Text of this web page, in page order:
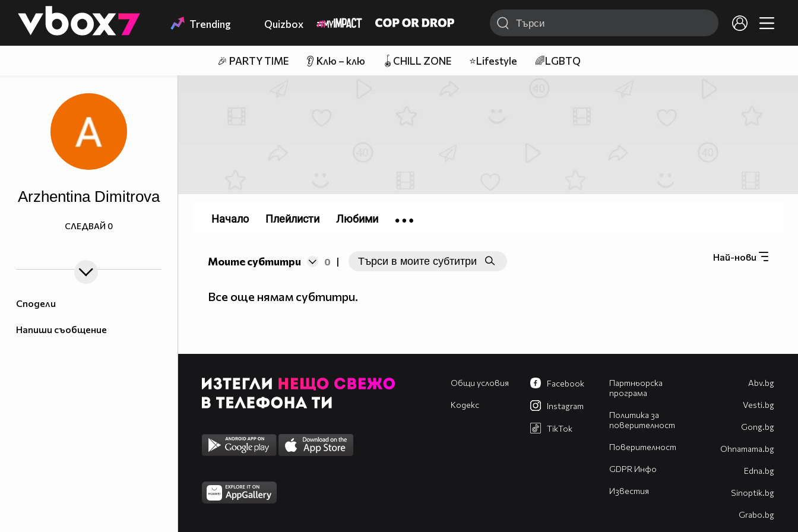
👾 Trending Quizbox
🎉 PARTY TIME 👂 Клю – клю 🪀CHILL ZONE ⭐Lifestyle 🌈LGBTQ
Сподели
Напиши съобщение
Arzhentina Dimitrova
СЛЕДВАЙ 0
Моите субтитри 0 | Най-нови
Все още нямам субтитри.
Начало Плейлисти Любими
Общи условия
Кодекс
Партньорска
програма
Политика за
поверителност
Поверителност
GDPR Инфо
Известия
Facebook
Instagram
TikTok
Abv.bg
Vesti.bg
Gong.bg
Оhnamama.bg
Edna.bg
Sinoptik.bg
Grabo.bg